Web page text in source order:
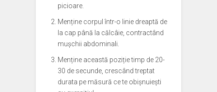
picioare.
Menține corpul într-o linie dreaptă de
la cap până la călcâie, contractând
mușchii abdominali.
Menține această poziție timp de 20-
30 de secunde, crescând treptat
durata pe măsură ce te obișnuiești